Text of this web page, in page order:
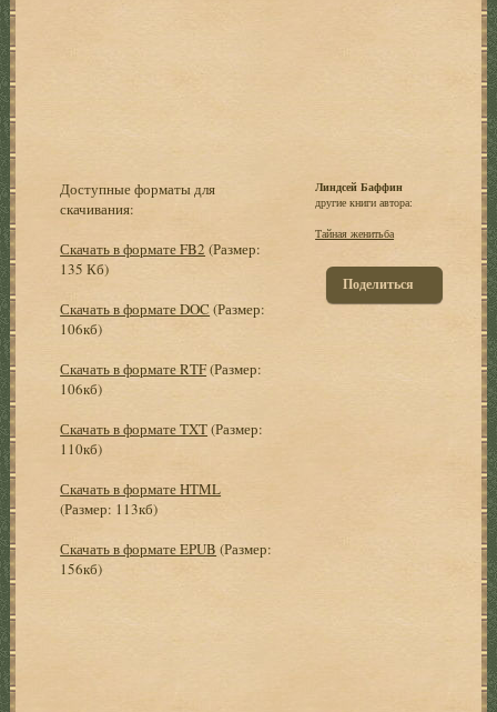
Доступные форматы для
скачивания:
Скачать в формате FB2 (Размер:
135 Кб)
Скачать в формате DOC (Размер:
106кб)
Скачать в формате RTF(Размер:
106кб)
Скачать в формате TXT(Размер:
110кб)
Скачать в формате HTML
(Размер: 113кб)
Скачать в формате EPUB (Размер:
156кб)
Линдсей Баффин
другие книги автора:
Тайная женитьба
Поделиться